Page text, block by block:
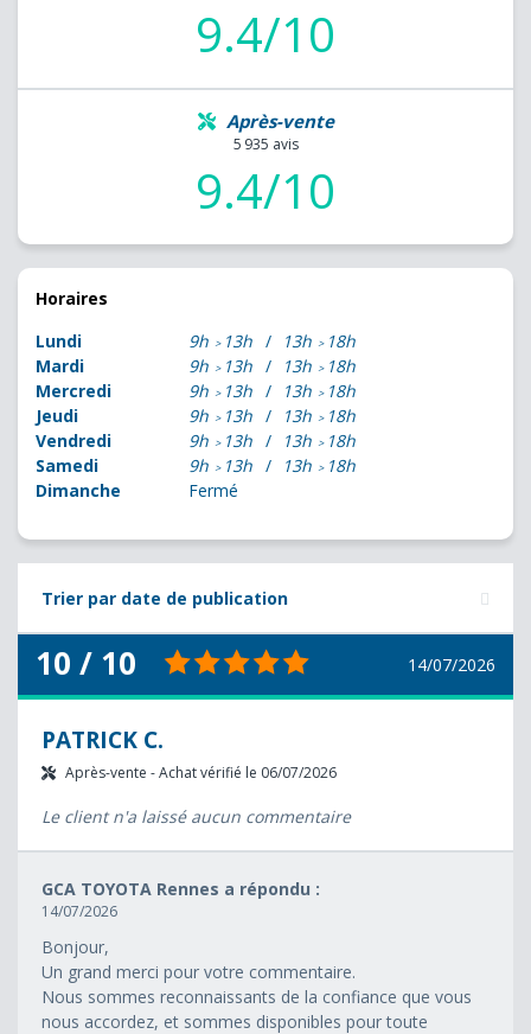
9.4/10
Après-vente
5 935 avis
9.4/10
Horaires
Lundi
9h 13h 13h
18h
Mardi
9h 13h 13h
18h
Mercredi
9h 13h 13h
18h
Jeudi
9h 13h 13h
18h
Vendredi
9h 13h 13h
18h
Samedi
9h 13h 13h
18h
Dimanche
Fermé
Trier par date de publication
10 / 10 14/07/2026
PATRICK C.
Après-vente - Achat vérifié le 06/07/2026
Le client n'a laissé aucun commentaire
GCA TOYOTA Rennes a répondu :
14/07/2026
Bonjour,
Un grand merci pour votre commentaire.
Nous sommes reconnaissants de la confiance que vous
nous accordez, et sommes disponibles pour toute